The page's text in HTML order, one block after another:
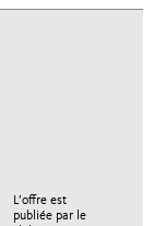
L’offre est
publiée par le